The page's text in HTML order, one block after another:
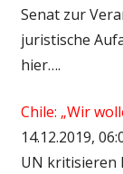
Senat zur
juristische
hier….
Chile: „Wir
14.12.2019,
UN kritisieren